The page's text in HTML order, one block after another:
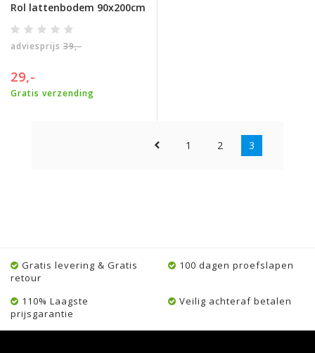
Rol lattenbodem 90x200cm
adviesprijs 39,-
29,-
Gratis verzending
1 2 3
Gratis levering & Gratis
retour
100 dagen proefslapen
110% Laagste
prijsgarantie
Veilig achteraf betalen